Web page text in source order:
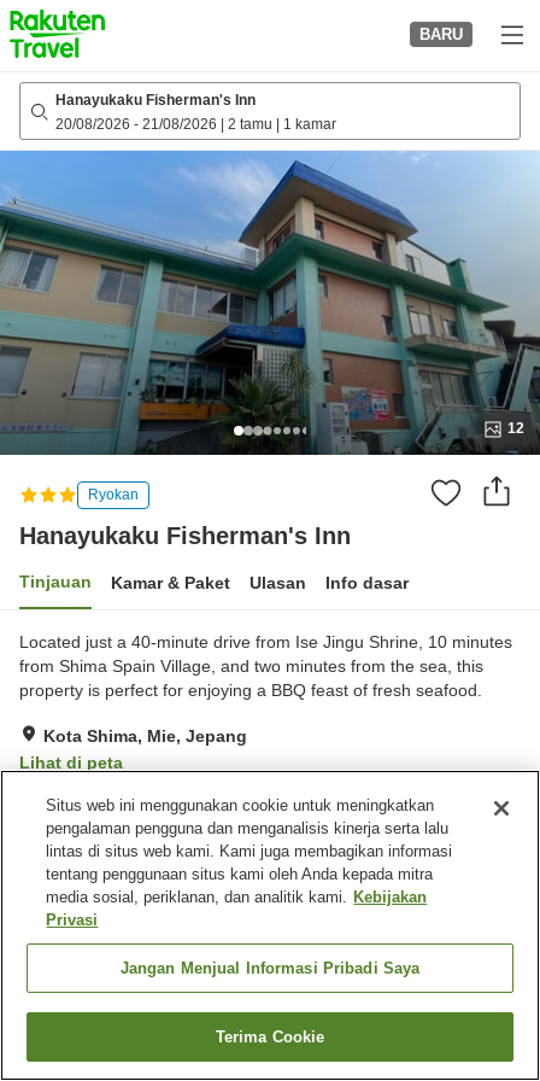
to
top
page
BARU
Hanayukaku Fisherman's Inn
20/08/2026 - 21/08/2026 2 tamu 1 kamar
12
Ryokan
Hanayukaku Fisherman's Inn
Tinjauan Kamar & Paket Ulasan Info dasar
Located just a 40-minute drive from Ise Jingu Shrine, 10 minutes
from Shima Spain Village, and two minutes from the sea, this
property is perfect for enjoying a BBQ feast of fresh seafood.
Kota Shima, Mie, Jepang
Lihat di peta
Baik Ulasan:1
Fasilitas properti
Tempat parkir
Aula perjamuan
Aula pernikahan
Beranda Jepang Mie
Kota Shima
Hanayukaku Fisherman's Inn
Cari kamar
Situs web ini menggunakan cookie untuk meningkatkan
pengalaman pengguna dan menganalisis kinerja serta lalu
lintas di situs web kami. Kami juga membagikan informasi
tentang penggunaan situs kami oleh Anda kepada mitra
media sosial, periklanan, dan analitik kami. Kebijakan
Privasi
Jangan Menjual Informasi Pribadi Saya
Terima Cookie